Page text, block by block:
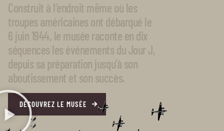
Construit à l’endroit même où les
troupes américaines ont débarqué le
6 juin 1944, le musée raconte en dix
séquences les événements du Jour J,
depuis sa préparation jusqu’à son
aboutissement et son succès.
DÉCOUVREZ LE MUSÉE